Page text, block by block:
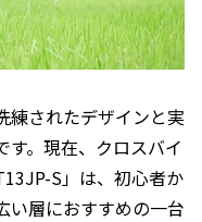
練されたデザインと実
す。現在、クロスバイ
S」は、初心者か
い層におすすめの一台